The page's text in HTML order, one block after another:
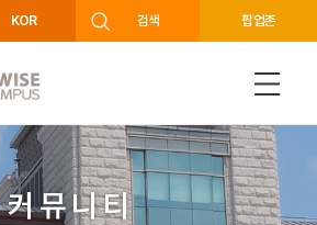
주메뉴 바로가기
푸터 바로가기
KOR 검색 팝업존
커뮤니티